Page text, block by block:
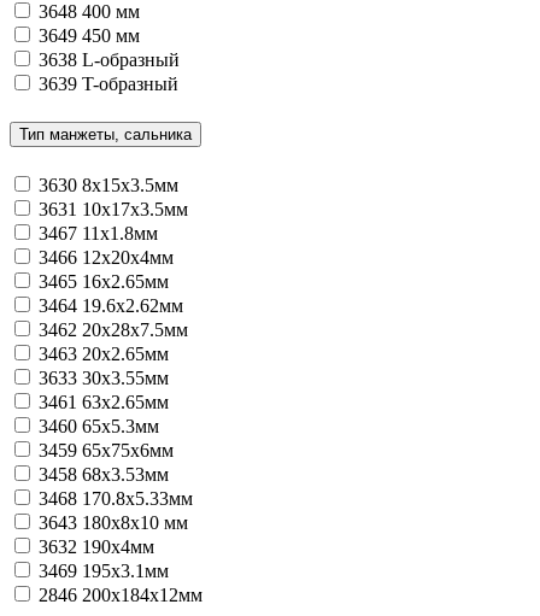
3648 400 мм
3649 450 мм
3638 L-образный
3639 T-образный
Тип манжеты, сальника
3630 8х15х3.5мм
3631 10х17х3.5мм
3467 11x1.8мм
3466 12x20x4мм
3465 16x2.65мм
3464 19.6x2.62мм
3462 20x28x7.5мм
3463 20x2.65мм
3633 30х3.55мм
3461 63x2.65мм
3460 65x5.3мм
3459 65x75x6мм
3458 68x3.53мм
3468 170.8x5.33мм
3643 180х8х10 мм
3632 190x4мм
3469 195x3.1мм
2846 200x184x12мм